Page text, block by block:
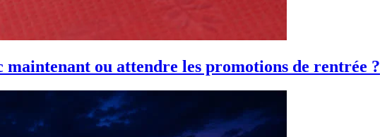
ou attendre les promotions de rentrée ?